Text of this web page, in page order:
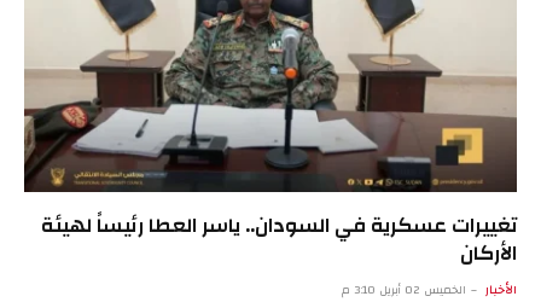
تغييرات عسكرية في السودان.. ياسر العطا رئيساً لهيئة
الأركان
الأخبار الخميس 02 أبريل 3:10 م